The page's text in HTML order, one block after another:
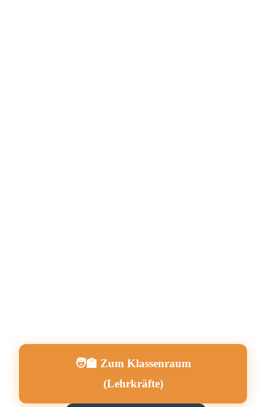
🧑‍🏫 Zum Klassenraum
(Lehrkräfte)